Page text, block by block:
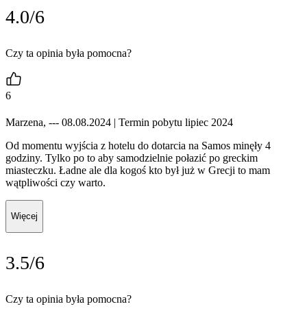
4.0/6
Czy ta opinia była pomocna?
6
Marzena, --- 08.08.2024 | Termin pobytu lipiec 2024
Od momentu wyjścia z hotelu do dotarcia na Samos minęły 4
godziny. Tylko po to aby samodzielnie połazić po greckim
miasteczku. Ładne ale dla kogoś kto był już w Grecji to mam
wątpliwości czy warto.
Więcej
3.5/6
Czy ta opinia była pomocna?